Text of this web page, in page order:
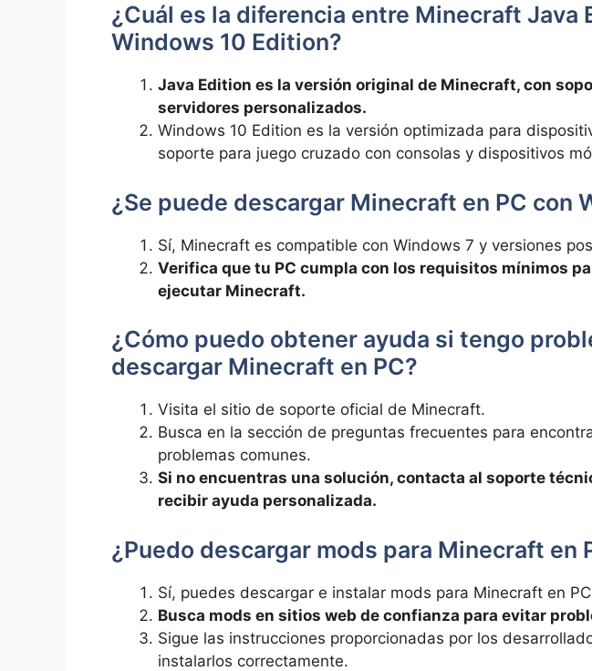
¿Cuál es la diferencia entre Minecraft Java
Windows 10 Edition?
Java Edition es la versión original de Minecraft, con
servidores personalizados.
Windows 10 Edition es la versión optimizada para
soporte para juego cruzado con consolas y dispositivos
¿Se puede descargar Minecraft en PC con
Sí, Minecraft es compatible con Windows 7 y versiones
Verifica que tu PC cumpla con los requisitos mínimos
ejecutar Minecraft.
¿Cómo puedo obtener ayuda si tengo
descargar Minecraft en PC?
Visita el sitio de soporte oficial de Minecraft.
Busca en la sección de preguntas frecuentes para
problemas comunes.
Si no encuentras una solución, contacta al soporte
recibir ayuda personalizada.
¿Puedo descargar mods para Minecraft en
Sí, puedes descargar e instalar mods para Minecraft en
Busca mods en sitios web de confianza para evitar
Sigue las instrucciones proporcionadas por los
instalarlos correctamente.